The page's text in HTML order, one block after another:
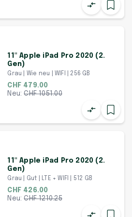
11" Apple iPad Pro 2020 (2.
Gen)
Grau | Wie neu | WIFI | 256 GB
CHF 479.00
Neu:CHF1051.00
11" Apple iPad Pro 2020 (2.
Gen)
Grau | Gut | LTE + WIFI | 512 GB
CHF 426.00
Neu:CHF1210.25